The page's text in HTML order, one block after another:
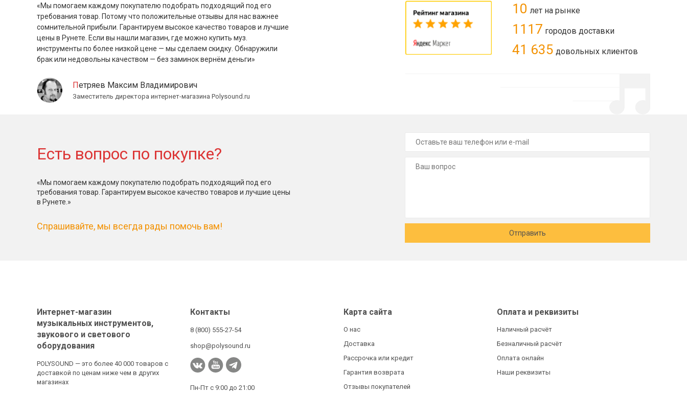
«Мы помогаем каждому покупателю подобрать подходящий под его
требования товар. Потому что положительные отзывы для нас важнее
сомнительной прибыли. Гарантируем высокое качество товаров и лучшие
цены в Рунете. Если вы нашли магазин, где можно купить муз.
инструменты по более низкой цене — мы сделаем скидку. Обнаружили
брак или недовольны качеством — без заминок вернём деньги»
Петряев Максим Владимирович
Заместитель директора интернет-магазина Polysound.ru
10 лет на рынке
1117 городов доставки
41 635 довольных клиентов
Есть вопрос по покупке?
«Мы помогаем каждому покупателю подобрать подходящий под его
требования товар. Гарантируем высокое качество товаров и лучшие цены
в Рунете.»
Спрашивайте, мы всегда рады помочь вам!
Отправить
Интернет-магазин
музыкальных инструментов,
звукового и светового
оборудования
POLYSOUND — это более 40 000 товаров с
доставкой по ценам ниже чем в других
магазинах
Контакты
8 (800) 555-27-54
shop@polysound.ru
Пн-Пт с 9:00 до 21:00
Карта сайта
О нас
Доставка
Рассрочка или кредит
Гарантия возврата
Отзывы покупателей
Оплата и реквизиты
Наличный расчёт
Безналичный расчёт
Оплата онлайн
Наши реквизиты